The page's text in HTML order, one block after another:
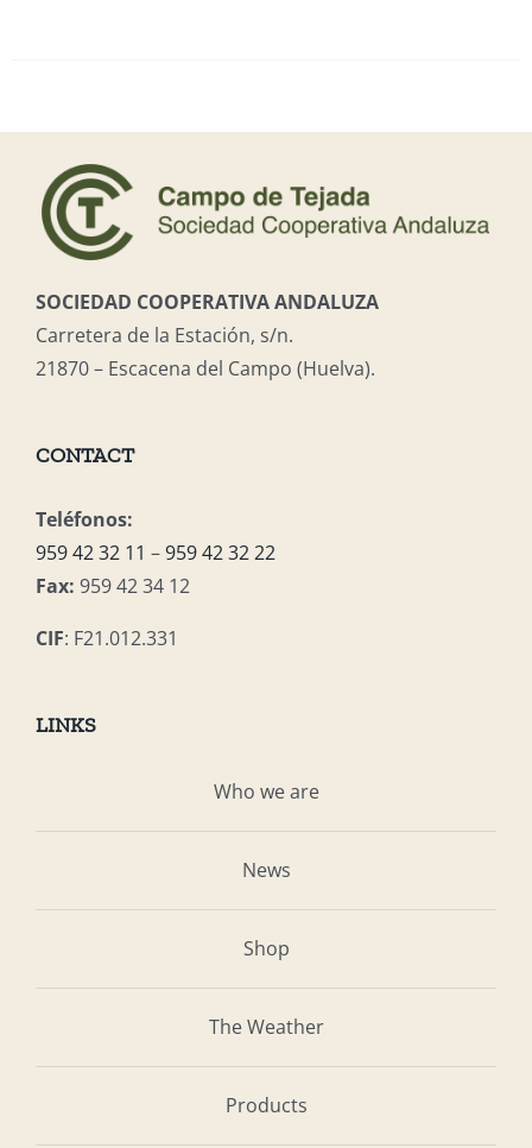
SOCIEDAD COOPERATIVA ANDALUZA
Carretera de la Estación, s/n.
21870 – Escacena del Campo (Huelva).
CONTACT
Teléfonos:
959 42 32 11 –959 42 32 22
Fax: 959 42 34 12
CIF: F21.012.331
LINKS
Who we are
News
Shop
The Weather
Products